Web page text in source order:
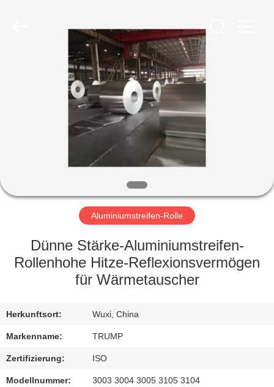
PRODUKTE
ÜBER
WERKSBESICHTIGUNG
KONTAKT
MIT
UNS
Aluminiumstreifen-Rolle
Dünne Stärke-Aluminiumstreifen-
Rollenhohe Hitze-Reflexionsvermögen
für Wärmetauscher
Herkunftsort: Wuxi, China
Markenname: TRUMP
Zertifizierung: ISO
Modellnummer: 3003 3004 3005 3105 3104